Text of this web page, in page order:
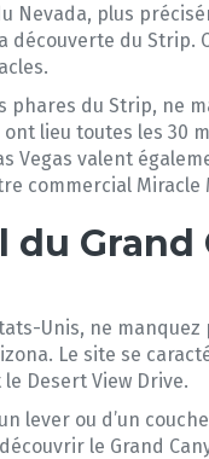
Nevada, plus
découverte du Strip.
du Strip, ne
lieu toutes les 30
Vegas valent
commercial
du
Unis, ne
Le site se
Desert View Drive.
lever ou d’un
le Grand